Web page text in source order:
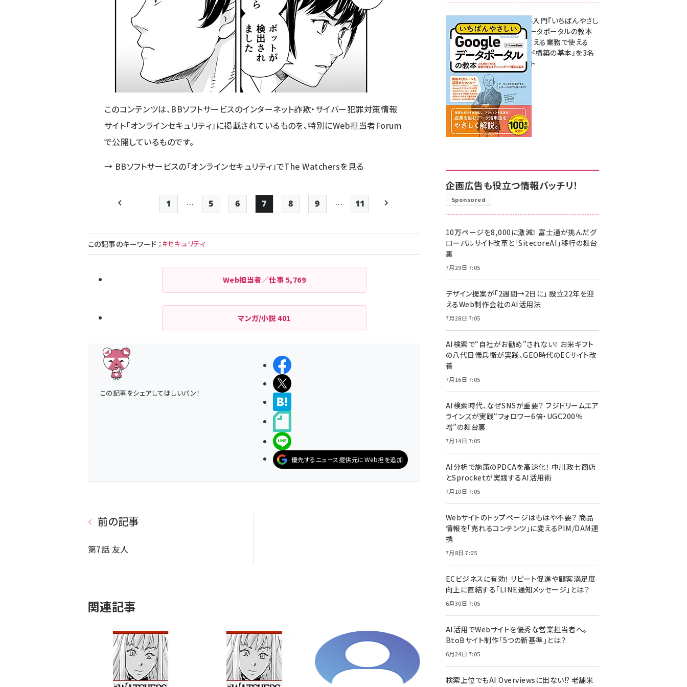
このコンテンツは、BBソフトサービスのインターネット詐欺・サイバー犯罪対策情報
サイト「オンラインセキュリティ」に掲載されているものを、特別にWeb担当者Forum
で公開しているものです。
→ BBソフトサービスの「オンラインセキュリティ」でThe Watchersを見る
ペー
送
り
先頭ページ
1 …
Page
5
Page
6
Page
7
Page
8
Page
9 …
最終ページ
11
この記事のキーワード ： #セキュリティ
Web担当者／仕事 5,769
マンガ/小説401
この記事をシェアしてほしいパン！
シェアする
ポストする
LINEで送る
優先するニュース提供元にWeb担を追加
前の記事
第7話 友人
関連記事
無料BIツール入門『いちばんやさし
いGoogleデータポータルの教本
人気講師が教える業務で使える
ダッシュボード構築の基本』を3名
様にプレゼント
7月31日 10:00
企画広告も役立つ情報バッチリ！
Sponsored
10万ページを8,000に激減！ 富士通が挑んだグ
ローバルサイト改革と「SitecoreAI」移行の舞台
裏
7月29日 7:05
デザイン提案が「2週間→2日に」 設立22年を迎
えるWeb制作会社のAI活用法
7月28日 7:05
AI検索で“自社がお勧め”されない！ お米ギフト
の八代目儀兵衛が実践、GEO時代のECサイト改
善
7月16日 7:05
AI検索時代、なぜSNSが重要？ フジドリームエア
ラインズが実践“フォロワー6倍・UGC200％
増”の舞台裏
7月14日 7:05
AI分析で施策のPDCAを高速化！ 中川政七商店
とSprocketが実践するAI活用術
7月10日 7:05
Webサイトのトップページはもはや不要？ 商品
情報を「売れるコンテンツ」に変えるPIM/DAM連
携
7月8日 7:05
ECビジネスに有効！ リピート促進や顧客満足度
向上に直結する「LINE通知メッセージ」とは？
6月30日 7:05
AI活用でWebサイトを優秀な営業担当者へ。
BtoBサイト制作「5つの新基準」とは？
6月24日 7:05
検索上位でもAI Overviewsに出ない!? 老舗米